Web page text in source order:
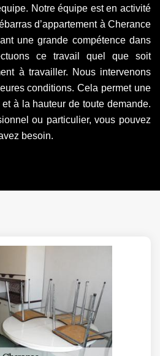
Notre équipe est en activité
d’appartement à Cherance
une grande compétence dans
ce travail quel que soit
à travailler. Nous intervenons
conditions. Cela permet une
à la hauteur de toute demande.
ou particulier, vous pouvez
besoin.